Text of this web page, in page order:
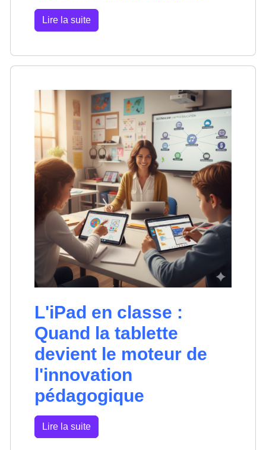
Lire la suite
L'iPad en classe :
Quand la tablette
devient le moteur de
l'innovation
pédagogique
Lire la suite